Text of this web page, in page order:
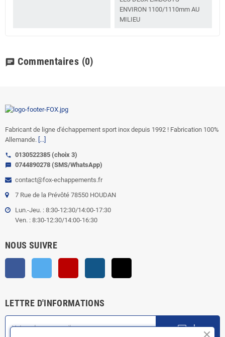
ENVIRON 1100/1110mm AU
MILIEU
chat Commentaires (0)
Fabricant de ligne d'échappement sport inox depuis 1992 ! Fabrication 100%
Allemande. [...]
call 0130522385 (choix 3)
sms
0744890278 (SMS/WhatsApp)
contact@fox-echappements.fr
7 Rue de la Prévôté 78550 HOUDAN
Lun.-Jeu. : 8:30-12:30/14:00-17:30
Ven. : 8:30-12:30/14:00-16:30
NOUS SUIVRE
Facebook Twitter YouTube Instagram
LETTRE D'INFORMATIONS
ok